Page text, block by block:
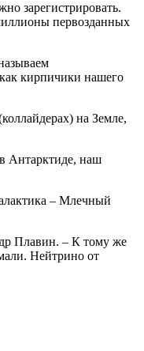
зарегистрировать.
первозданных
кирпичики нашего
на Земле,
Антарктиде, наш
– Млечный
Плавин. – К тому же
Нейтрино от